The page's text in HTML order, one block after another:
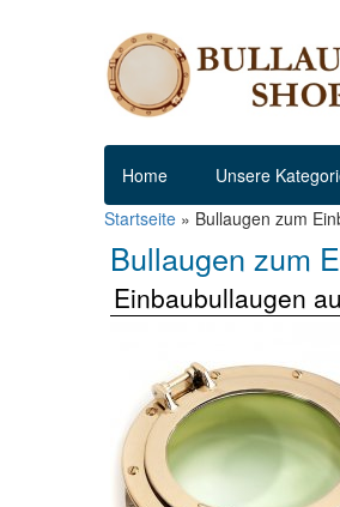
Home Unsere
Startseite » Bullaugen zum
Bullaugen zum
Einbaubullaugen